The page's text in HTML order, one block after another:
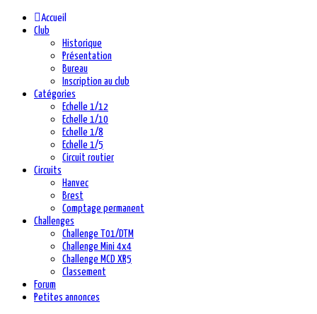
Accueil
Club
Historique
Présentation
Bureau
Inscription au club
Catégories
Echelle 1/12
Echelle 1/10
Echelle 1/8
Echelle 1/5
Circuit routier
Circuits
Hanvec
Brest
Comptage permanent
Challenges
Challenge T01/DTM
Challenge Mini 4x4
Challenge MCD XR5
Classement
Forum
Petites annonces